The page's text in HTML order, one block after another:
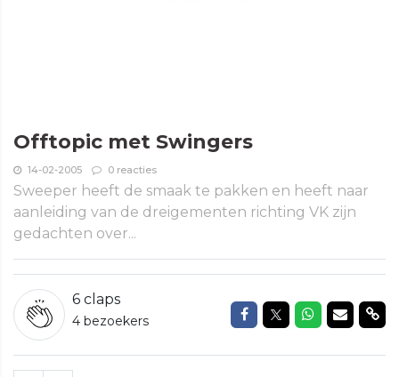
Offtopic met Swingers
14-02-2005 0 reacties
Sweeper heeft de smaak te pakken en heeft naar
aanleiding van de dreigementen richting VK zijn
gedachten over...
6 claps
4 bezoekers Delen op Facebook
Delen opDelen op
Delen